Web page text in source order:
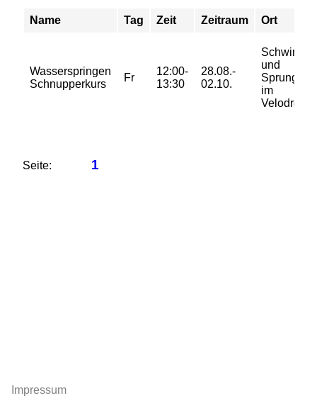
Name Tag Zeit Zeitraum Ort
Wasserspringen
Schnupperkurs
Fr
12:00-
13:30
28.08.-
02.10.
Schwimm-
und
im
Velodrom
Seite: 1
Impressum